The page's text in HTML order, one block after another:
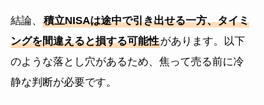
結論、 積立NISAは途中で引き出せる一方、タイミ
ングを間違えると損する可能性があります。以下
のような落とし穴があるため、焦って売る前に冷
静な判断が必要です。